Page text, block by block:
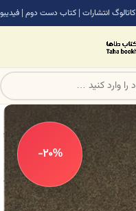
کاتالوگ انتشارات | کتاب دست دوم | فیدیبو
-20%